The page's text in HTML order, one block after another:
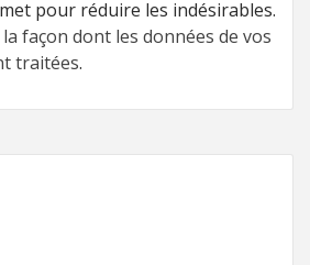
pour réduire les indésirables.
façon dont les données de vos
traitées.